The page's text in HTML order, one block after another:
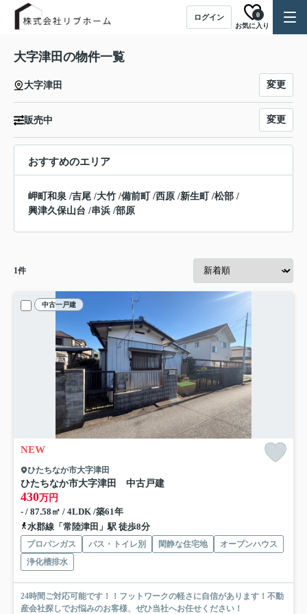
ログイン
お気に入り
0
大字津田の物件一覧
大字津田 変更
販売中 変更
おすすめのエリア
岬町和泉 /吉尾 /大竹 /備前町 /西原 /新生町 /松部 /
興津久保山台 /串浜 /部原
1件
中古一戸建
NEW
ひたちなか市大字津田
ひたちなか市大字津田 中古戸建
430万円
- / 87.58㎡ / 4LDK /築61年
水郡線「常陸津田」駅 徒歩8分
プロパンガス バス・トイレ別 閑静な住宅地
オープンハウス
浄化槽排水
24時間ご対応可能です！！フットワークの軽さに自信があります！不動
産会社探しでお悩みのお客様、ぜひ当社へお任せください！